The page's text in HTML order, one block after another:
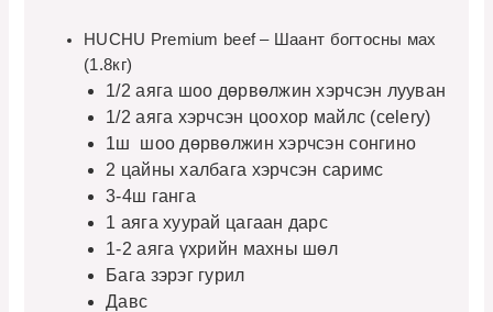
HUCHU Premium beef – Шаант богтосны мах
(1.8кг)
1/2 аяга шоо дөрвөлжин хэрчсэн лууван
1/2 аяга хэрчсэн цоохор майлс (celery)
1ш шоо дөрвөлжин хэрчсэн сонгино
2 цайны халбага хэрчсэн саримс
3-4ш ганга
1 аяга хуурай цагаан дарс
1-2 аяга үхрийн махны шөл
Бага зэрэг гурил
Давс